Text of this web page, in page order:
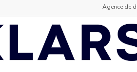
Agence de